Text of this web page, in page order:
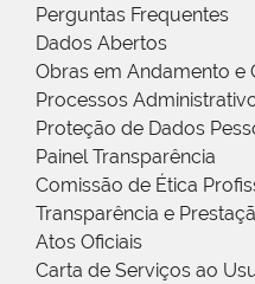
Perguntas Frequentes
Dados Abertos
Obras em Andamento e
Processos
Proteção de Dados
Painel Transparência
Comissão de Ética
Transparência e
Atos Oficiais
Carta de Serviços ao